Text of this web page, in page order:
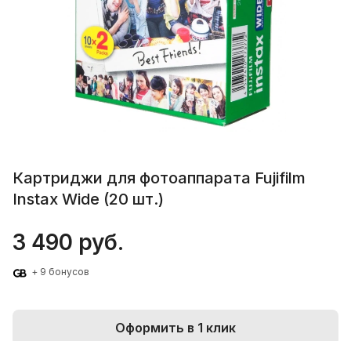
Картриджи для фотоаппарата Fujifilm
Instax Wide (20 шт.)
3 490 руб.
+ 9 бонусов
Оформить в 1 клик